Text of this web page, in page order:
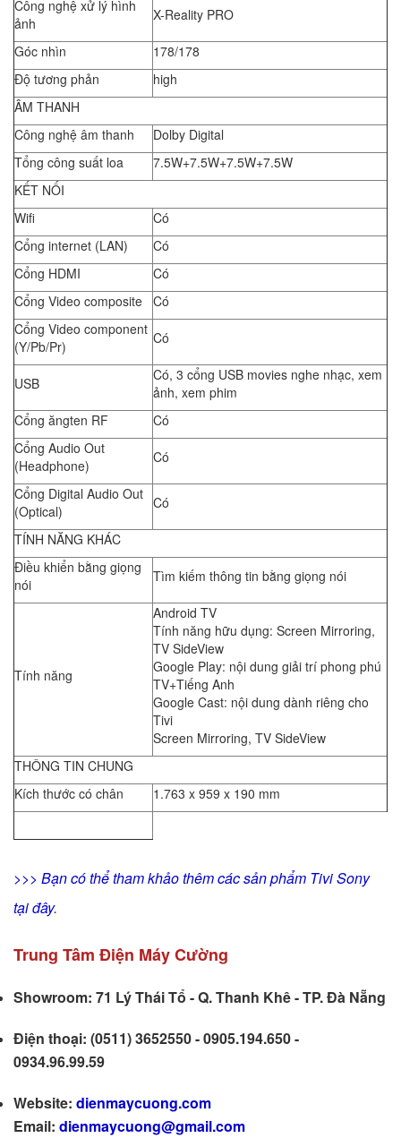
Công nghệ xử lý hình
ảnh
X-Reality PRO
Góc nhìn
178/178
Độ tương phản
high
ÂM THANH
Công nghệ âm thanh
Dolby Digital
Tổng công suất loa
7.5W+7.5W+7.5W+7.5W
KẾT NỐI
Wifi
Có
Cổng internet (LAN)
Có
Cổng HDMI
Có
Cổng Video composite Có
Cổng Video component
(Y/Pb/Pr)
Có
USB
Có, 3 cổng USB movies nghe nhạc, xem
ảnh, xem phim
Cổng ăngten RF
Có
Cổng Audio Out
(Headphone)
Có
Cổng Digital Audio Out
(Optical)
Có
TÍNH NĂNG KHÁC
Điều khiển bằng giọng
nói
Tìm kiếm thông tin bằng giọng nói
Tính năng
Android TV
Tính năng hữu dụng: Screen Mirroring,
TV SideView
Google Play: nội dung giải trí phong phú
TV+Tiếng Anh
Google Cast: nội dung dành riêng cho
Tivi
Screen Mirroring, TV SideView
THÔNG TIN CHUNG
Kích thước có chân
1.763 x 959 x 190 mm
>>> Bạn có thể tham khảo thêm các sản phẩm Tivi Sony
tại đây.
Trung Tâm Điện Máy Cường
Showroom: 71 Lý Thái Tổ - Q. Thanh Khê - TP. Đà Nẵng
Điện thoại: (0511) 3652550 - 0905.194.650 -
0934.96.99.59
Website: dienmaycuong.com
Email: dienmaycuong@gmail.com